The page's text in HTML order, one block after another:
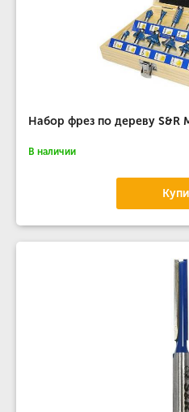
Набор фрез по дереву S&R
В наличии